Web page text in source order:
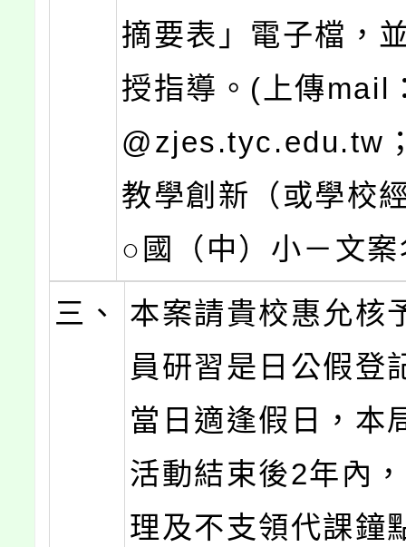
摘要表」電子檔，
授指導。(上傳mail
@zjes.tyc.edu.tw
教學創新（或學校
○國（中）小－文
三、
本案請貴校惠允核
員研習是日公假登
當日適逢假日，本
活動結束後2年內
理及不支領代課鐘